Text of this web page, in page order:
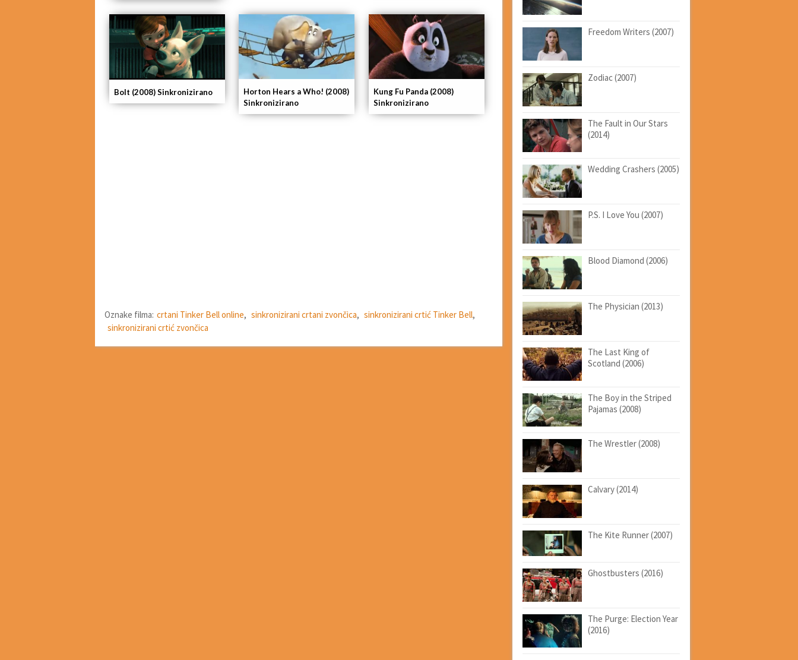
Kung Fu Panda (2008)
Sinkronizirano
Horton Hears a Who! (2008)
Sinkronizirano
Bolt (2008) Sinkronizirano
Oznake filma: crtani Tinker Bell online, sinkronizirani crtani zvončica, sinkronizirani crtić Tinker Bell,
sinkronizirani crtić zvončica
Freedom Writers (2007)
Zodiac (2007)
The Fault in Our Stars
(2014)
Wedding Crashers (2005)
P.S. I Love You (2007)
Blood Diamond (2006)
The Physician (2013)
The Last King of
Scotland (2006)
The Boy in the Striped
Pajamas (2008)
The Wrestler (2008)
Calvary (2014)
The Kite Runner (2007)
Ghostbusters (2016)
The Purge: Election Year
(2016)